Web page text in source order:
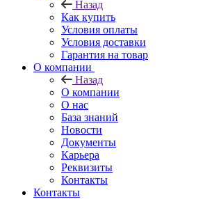
Назад
Как купить
Условия оплаты
Условия доставки
Гарантия на товар
О компании
Назад
О компании
О нас
База знаний
Новости
Документы
Карьера
Реквизиты
Контакты
Контакты